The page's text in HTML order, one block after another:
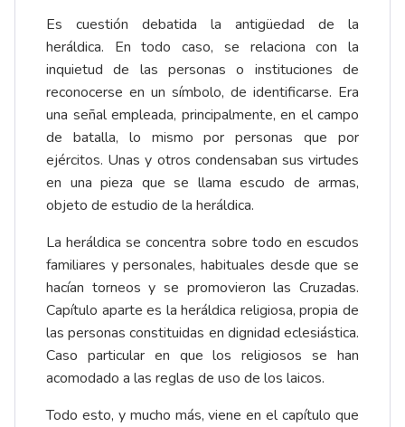
Es cuestión debatida la antigüedad de la
heráldica. En todo caso, se relaciona con la
inquietud de las personas o instituciones de
reconocerse en un símbolo, de identificarse. Era
una señal empleada, principalmente, en el campo
de batalla, lo mismo por personas que por
ejércitos. Unas y otros condensaban sus virtudes
en una pieza que se llama escudo de armas,
objeto de estudio de la heráldica.
La heráldica se concentra sobre todo en escudos
familiares y personales, habituales desde que se
hacían torneos y se promovieron las Cruzadas.
Capítulo aparte es la heráldica religiosa, propia de
las personas constituidas en dignidad eclesiástica.
Caso particular en que los religiosos se han
acomodado a las reglas de uso de los laicos.
Todo esto, y mucho más, viene en el capítulo que